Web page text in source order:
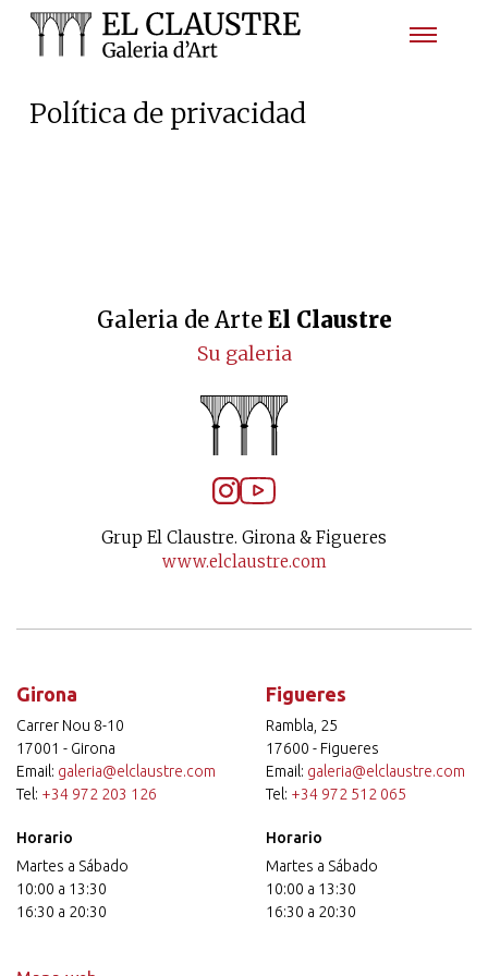
Política de privacidad
Galeria de Arte El Claustre
Su galeria
Grup El Claustre. Girona & Figueres
www.elclaustre.com
Girona
Carrer Nou 8-10
17001 - Girona
Email: galeria@elclaustre.com
Tel: +34 972 203 126
Horario
Martes a Sábado
10:00 a 13:30
16:30 a 20:30
Figueres
Rambla, 25
17600 - Figueres
Email: galeria@elclaustre.com
Tel: +34 972 512 065
Horario
Martes a Sábado
10:00 a 13:30
16:30 a 20:30